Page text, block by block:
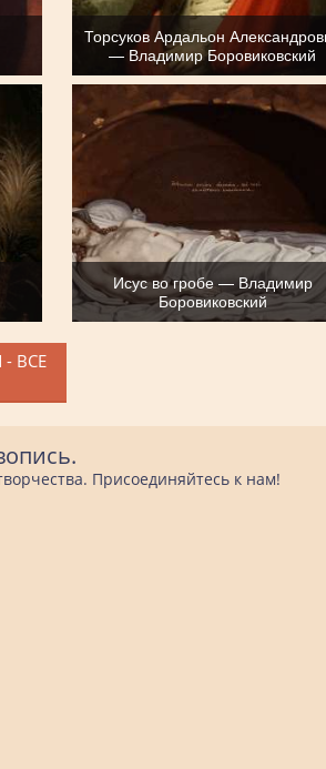
Торсуков Ардальон
— Владимир Боровиковский
Исус во гробе — Владимир
Боровиковский
ВСЕ
Присоединяйтесь к нам!